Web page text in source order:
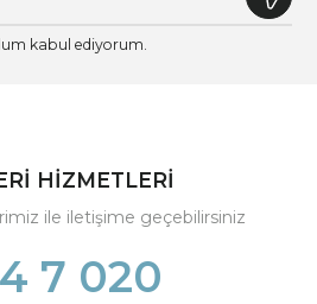
kabul ediyorum.
HİZMETLERİ
ile iletişime geçebilirsiniz
7 020